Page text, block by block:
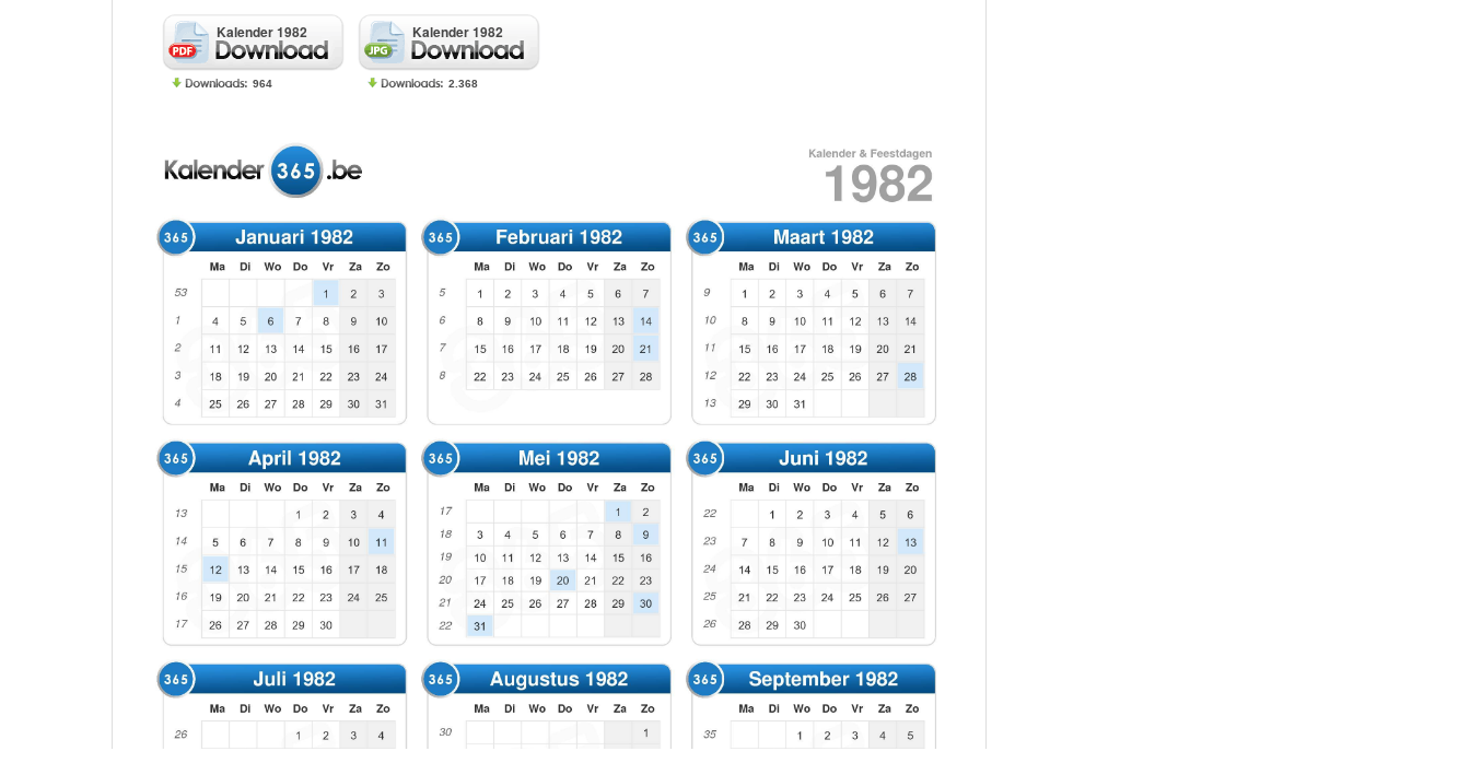
Kalender 1982
964
Kalender 1982
2.368